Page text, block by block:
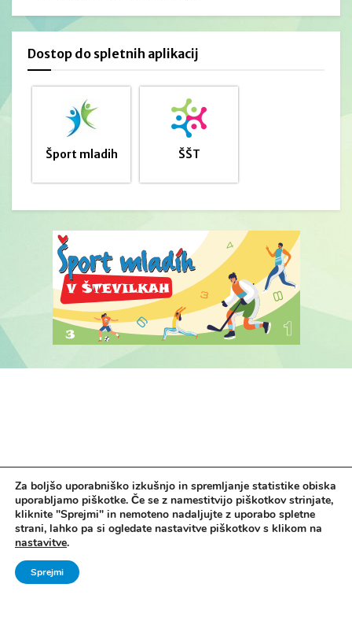
Dostop do spletnih aplikacij
Šport mladih ŠŠT
Vse pravice pridržane. © 2006 - 2024 Ministrstvo za šolstvo in šport -
Za boljšo uporabniško izkušnjo in spremljanje statistike obiska
uporabljamo piškotke. Če se z namestitvijo piškotkov strinjate,
kliknite "Sprejmi" in nemoteno nadaljujte z uporabo spletne
strani, lahko pa si ogledate nastavitve piškotkov s klikom na
nastavitve.
Sprejmi